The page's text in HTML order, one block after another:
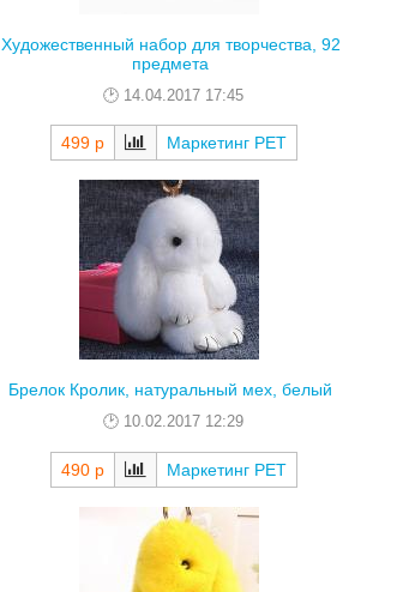
Художественный набор для творчества, 92
предмета
14.04.2017 17:45
499 р Маркетинг РЕТ
Брелок Кролик, натуральный мех, белый
10.02.2017 12:29
490 р Маркетинг РЕТ